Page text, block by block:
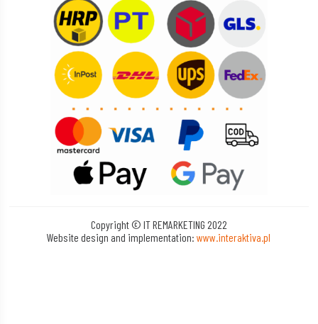
Copyright © IT REMARKETING 2022
Website design and implementation:www.interaktiva.pl